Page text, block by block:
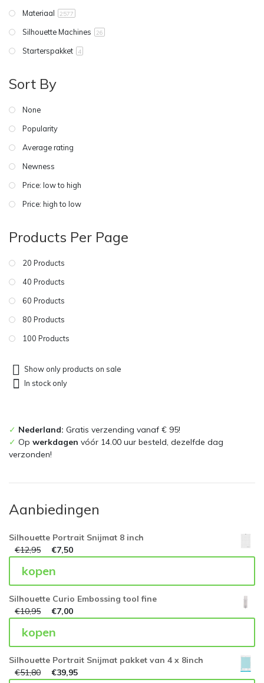
Materiaal
2577
Silhouette Machines 26
Starterspakket 4
Sort By
None
Popularity
Average rating
Newness
Price: low to high
Price: high to low
Products Per Page
20 Products
40 Products
60 Products
80 Products
100 Products
Show only products on sale
In stock only
✓ Nederland: Gratis verzending vanaf € 95!
✓ Op werkdagen vóór 14.00 uur besteld, dezelfde dag
verzonden!
Aanbiedingen
Silhouette Portrait Snijmat 8 inch
€12,95 €7,50
kopen
Silhouette Curio Embossing tool fine
€10,95 €7,00
kopen
Silhouette Portrait Snijmat pakket van 4 x 8inch
€51,80 €39,95